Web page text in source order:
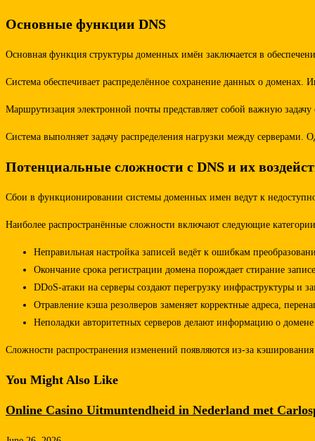
Основные функции DNS
Основная функция структуры доменных имён заключается в
Система обеспечивает распределённое сохранение данных о доменах.
Маршрутизация электронной почты представляет собой важную
Система выполняет задачу распределения нагрузки между
Потенциальные сложности с DNS и их
Сбои в функционировании системы доменных имен ведут к
Наиболее распространённые сложности включают следующие
Неправильная настройка записей ведёт к ошибкам
Окончание срока регистрации домена порождает стирание
DDoS-атаки на серверы создают перегрузку инфраструктуры и
Отравление кэша резолверов заменяет корректные адреса,
Неполадки авторитетных серверов делают информацию о
Сложности распространения изменений появляются из-за
You Might Also Like
Online Casino Uitmuntendheid in Nederland met